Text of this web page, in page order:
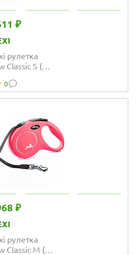
₽
рулетка
Classic S (до
0
₽
рулетка
Classic M (до